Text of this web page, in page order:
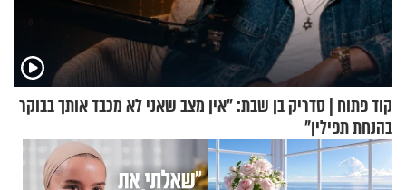
קוד פתוח | סדריק בן שבת: "אין מצב שאני לא מכבד אותך בבוקר
בהנחת תפילין"